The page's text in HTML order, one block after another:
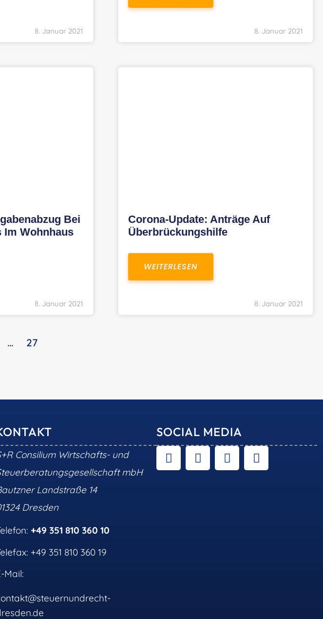
8. Januar 2021 8. Januar 2021
Bei
Wohnhaus
8. Januar 2021
Corona-Update: Anträge Auf
Überbrückungshilfe
WEITERLESEN
8. Januar 2021
… 27
Consilium Wirtschafts- und
mbH
Landstraße 14
Dresden
+49 351 810 360 10
+49 351 810 360 19
Mail:
SOCIAL MEDIA